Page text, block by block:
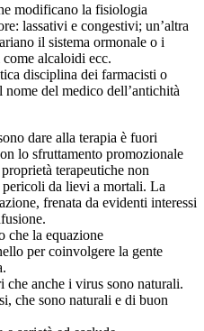
modificano la fisiologia
lassativi e congestivi; un’altra
il sistema ormonale o i
alcaloidi ecc.
disciplina dei farmacisti o
del medico dell’antichità
dare alla terapia è fuori
lo sfruttamento promozionale
terapeutiche non
da lievi a mortali. La
frenata da evidenti interessi
che la equazione
per coinvolgere la gente
anche i virus sono naturali.
che sono naturali e di buon